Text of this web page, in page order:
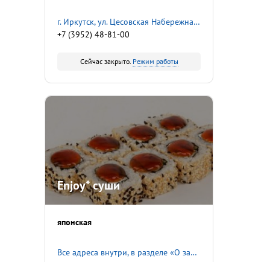
​г. Иркутск, ул. Цесовская Набережная, 2
+7 (3952) 48-81-00
Сейчас закрыто. Режим работы
Enjoy* суши
японская
Все адреса внутри, в разделе «О заведении»